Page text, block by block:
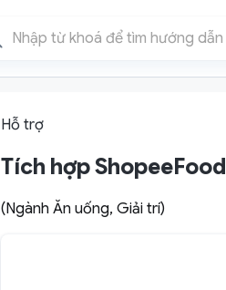
Hỗ trợ
Tích hợp ShopeeFood
(Ngành Ăn uống, Giải trí)